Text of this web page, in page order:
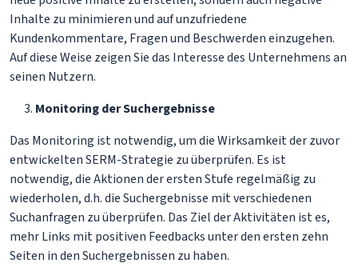
Inhalte zu minimieren und auf unzufriedene
Kundenkommentare, Fragen und Beschwerden einzugehen.
Auf diese Weise zeigen Sie das Interesse des Unternehmens an
seinen Nutzern.
Monitoring der Suchergebnisse
Das Monitoring ist notwendig, um die Wirksamkeit der zuvor
entwickelten SERM-Strategie zu überprüfen. Es ist
notwendig, die Aktionen der ersten Stufe regelmäßig zu
wiederholen, d.h. die Suchergebnisse mit verschiedenen
Suchanfragen zu überprüfen. Das Ziel der Aktivitäten ist es,
mehr Links mit positiven Feedbacks unter den ersten zehn
Seiten in den Suchergebnissen zu haben.